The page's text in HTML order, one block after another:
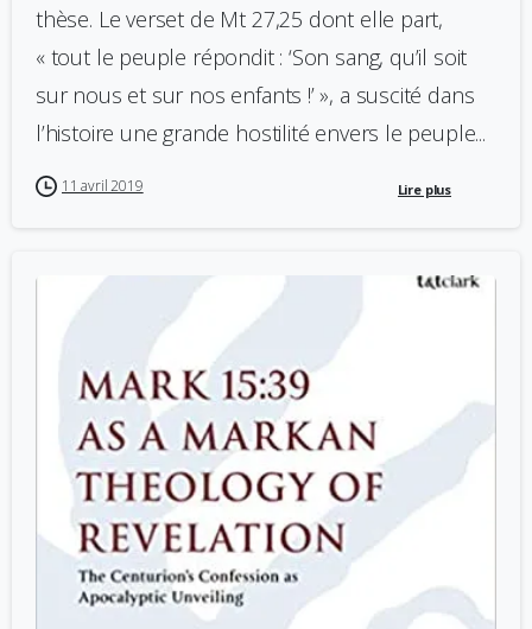
thèse. Le verset de Mt 27,25 dont elle part,
« tout le peuple répondit : ‘Son sang, qu’il soit
sur nous et sur nos enfants !’ », a suscité dans
l’histoire une grande hostilité envers le peuple...
11 avril 2019 Lire plus